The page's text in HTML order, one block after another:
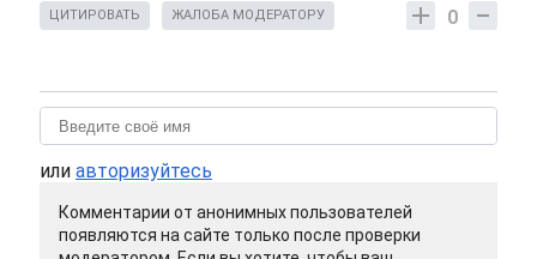
0
ЦИТИРОВАТЬ ЖАЛОБА МОДЕРАТОРУ
или авторизуйтесь
Комментарии от анонимных пользователей
появляются на сайте только после проверки